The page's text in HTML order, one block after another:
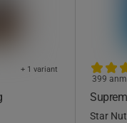
+ 1 variant
399
Star